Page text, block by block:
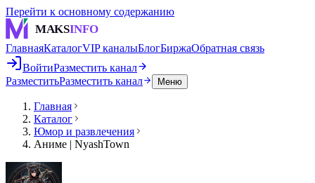
Перейти к основному содержанию
MAKSINFO
ГлавнаяКаталогVIP каналыБлогБиржаОбратная связь
ВойтиРазместить канал
РазместитьРазместить канал Меню
Главная
Каталог
Юмор и развлечения
Аниме | NyashTown